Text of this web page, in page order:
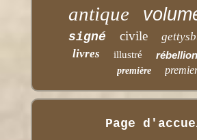
antique
signé civile
livres illustré rébellion
première
Page